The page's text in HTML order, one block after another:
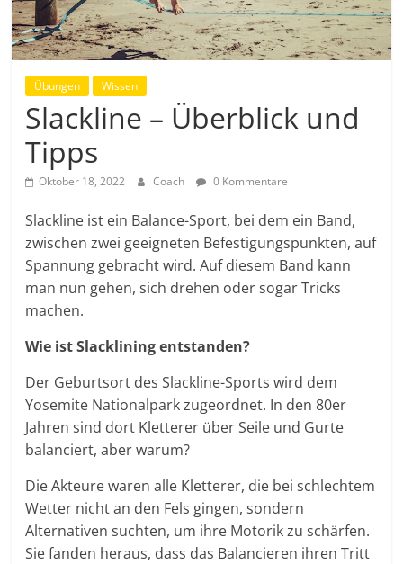
Übungen Wissen
Slackline – Überblick und
Tipps
Oktober 18, 2022 Coach 0 Kommentare
Slackline ist ein Balance-Sport, bei dem ein Band,
zwischen zwei geeigneten Befestigungspunkten, auf
Spannung gebracht wird. Auf diesem Band kann
man nun gehen, sich drehen oder sogar Tricks
machen.
Wie ist Slacklining entstanden?
Der Geburtsort des Slackline-Sports wird dem
Yosemite Nationalpark zugeordnet. In den 80er
Jahren sind dort Kletterer über Seile und Gurte
balanciert, aber warum?
Die Akteure waren alle Kletterer, die bei schlechtem
Wetter nicht an den Fels gingen, sondern
Alternativen suchten, um ihre Motorik zu schärfen.
Sie fanden heraus, dass das Balancieren ihren Tritt